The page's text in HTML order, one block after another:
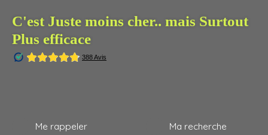
C'est Juste moins cher.. mais Surtout
Plus efficace
Me rappeler Ma recherche